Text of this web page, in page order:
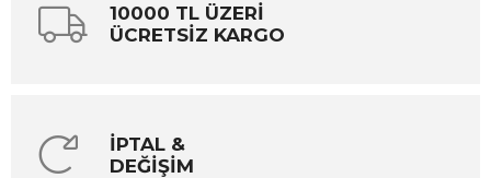
10000 TL ÜZERİ
ÜCRETSİZ KARGO
İPTAL &
DEĞİŞİM